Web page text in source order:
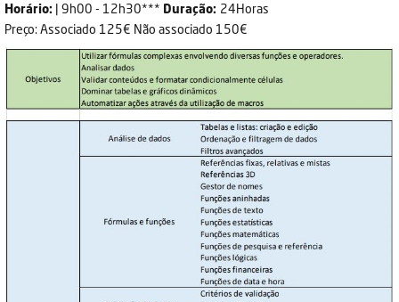
Horário: | 9h00 - 12h30*** Duração: 24Horas
Preço: Associado 125€ Não associado 150€